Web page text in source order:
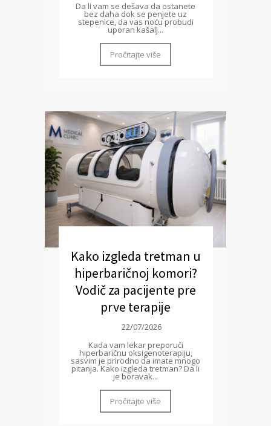
Da li vam se dešava da ostanete
bez daha dok se penjete uz
stepenice, da vas noću probudi
uporan kašalj...
Pročitajte više
Kako izgleda tretman u
hiperbaričnoj komori?
Vodič za pacijente pre
prve terapije
22/07/2026
Kada vam lekar preporuči
hiperbaričnu oksigenoterapiju,
sasvim je prirodno da imate mnogo
pitanja. Kako izgleda tretman? Da li
je boravak...
Pročitajte više